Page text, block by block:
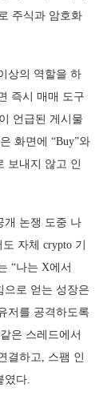
주식과 암호화
상의 역할을 하
즉시 매매 도구
언급된 게시물
화면에 “Buy”와
보내지 않고 인
개 논쟁 도중 나
자체 crypto 기
“나는 X에서
으로 얻는 성장은
저를 공격하도록
은 스레드에서
결하고, 스팸 인
였다.